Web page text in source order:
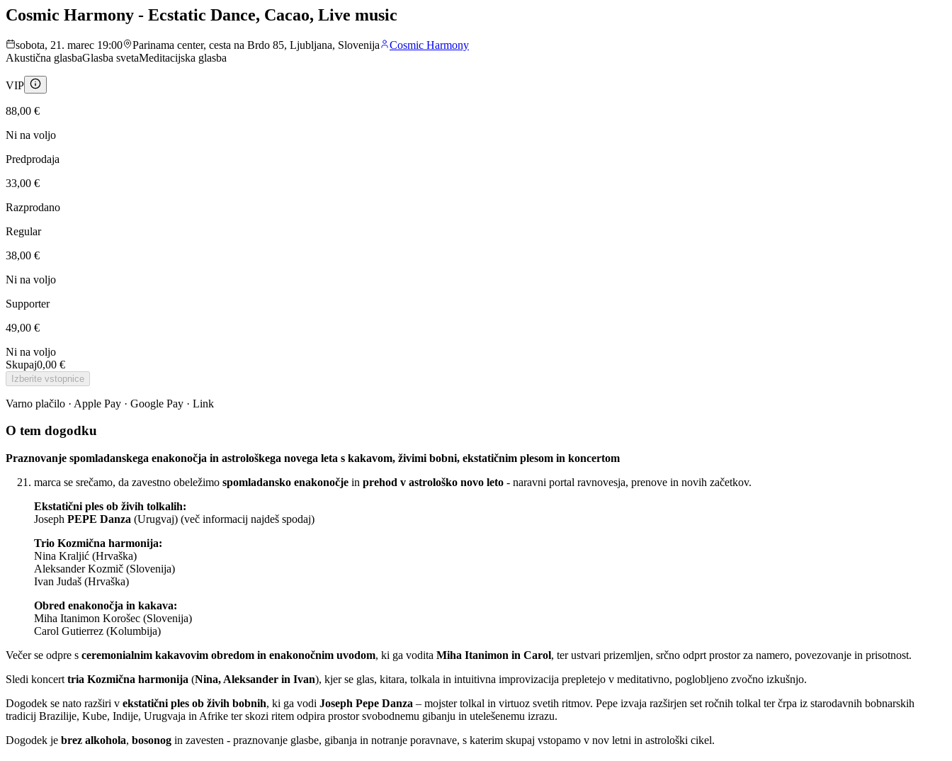
Cosmic Harmony - Ecstatic Dance, Cacao, Live music
sobota, 21. marec 19:00 Parinama center, cesta na Brdo 85, Ljubljana, Slovenija
Cosmic Harmony
Akustična glasbaGlasba svetaMeditacijska glasba
VIP
88,00 €
Ni na voljo
Predprodaja
33,00 €
Razprodano
Regular
38,00 €
Ni na voljo
Supporter
49,00 €
Ni na voljo
Skupaj0,00 €
Izberite vstopnice
Varno plačilo · Apple Pay · Google Pay · Link
O tem dogodku
Praznovanje spomladanskega enakonočja in astrološkega novega leta s kakavom, živimi bobni, ekstatičnim plesom in koncertom
marca se srečamo, da zavestno obeležimo spomladansko enakonočje in prehod v astrološko novo leto - naravni portal ravnovesja, prenove in novih začetkov.
Ekstatični ples ob živih tolkalih:
Joseph PEPE Danza (Urugvaj) (več informacij najdeš spodaj)
Trio Kozmična harmonija:
Nina Kraljić (Hrvaška)
Aleksander Kozmič (Slovenija)
Ivan Judaš (Hrvaška)
Obred enakonočja in kakava:
Miha Itanimon Korošec (Slovenija)
Carol Gutierrez (Kolumbija)
Večer se odpre s ceremonialnim kakavovim obredom in enakonočnim uvodom, ki ga vodita Miha Itanimon in Carol, ter ustvari prizemljen, srčno odprt prostor za namero, povezovanje in prisotnost.
Sledi koncert tria Kozmična harmonija (Nina, Aleksander in Ivan), kjer se glas, kitara, tolkala in intuitivna improvizacija prepletejo v meditativno, poglobljeno zvočno izkušnjo.
Dogodek se nato razširi v ekstatični ples ob živih bobnih, ki ga vodi Joseph Pepe Danza – mojster tolkal in virtuoz svetih ritmov. Pepe izvaja razširjen set ročnih tolkal ter črpa iz starodavnih bobnarskih
tradicij Brazilije, Kube, Indije, Urugvaja in Afrike ter skozi ritem odpira prostor svobodnemu gibanju in utelešenemu izrazu.
Dogodek je brez alkohola, bosonog in zavesten - praznovanje glasbe, gibanja in notranje poravnave, s katerim skupaj vstopamo v nov letni in astrološki cikel.